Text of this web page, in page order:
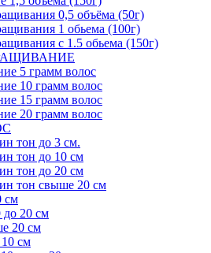
0,5 объёма (50г)
1 обьема (100г)
с 1.5 обьема (150г)
5 грамм волос
10 грамм волос
15 грамм волос
20 грамм волос
тон до 3 см.
тон до 10 см
тон до 20 см
тон свыше 20 см
см
до 20 см
20 см
см